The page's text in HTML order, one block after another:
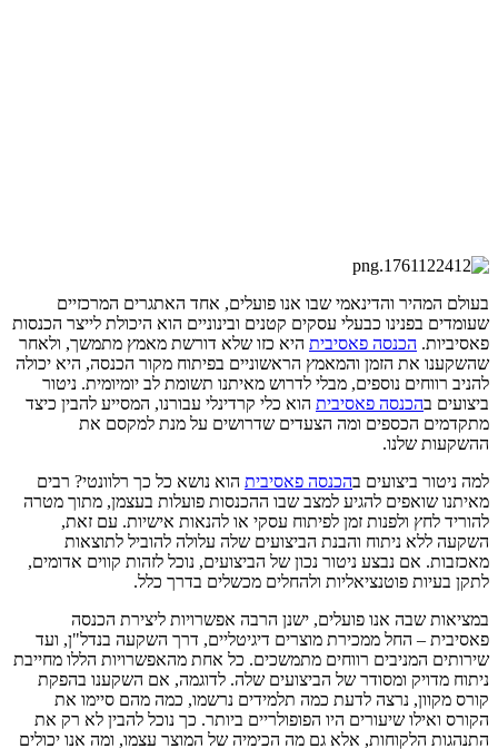
בעולם המהיר והדינאמי שבו אנו פועלים, אחד האתגרים המרכזיים
שעומדים בפנינו כבעלי עסקים קטנים ובינוניים הוא היכולת לייצר הכנסות
פאסיביות. הכנסה פאסיבית היא כזו שלא דורשת מאמץ מתמשך, ולאחר
שהשקענו את הזמן והמאמץ הראשוניים בפיתוח מקור הכנסה, היא יכולה
להניב רווחים נוספים, מבלי לדרוש מאיתנו תשומת לב יומיומית. ניטור
ביצועים בהכנסה פאסיבית הוא כלי קרדינלי עבורנו, המסייע להבין כיצד
מתקדמים הכספים ומה הצעדים שדרושים על מנת למקסם את
ההשקעות שלנו.
למה ניטור ביצועים בהכנסה פאסיבית הוא נושא כל כך רלוונטי? רבים
מאיתנו שואפים להגיע למצב שבו ההכנסות פועלות בעצמן, מתוך מטרה
להוריד לחץ ולפנות זמן לפיתוח עסקי או להנאות אישיות. עם זאת,
השקעה ללא ניתוח והבנת הביצועים שלה עלולה להוביל לתוצאות
מאכזבות. אם נבצע ניטור נכון של הביצועים, נוכל לזהות קווים אדומים,
לתקן בעיות פוטנציאליות ולהחלים מכשלים בדרך כלל.
במציאות שבה אנו פועלים, ישנן הרבה אפשרויות ליצירת הכנסה
פאסיבית – החל ממכירת מוצרים דיגיטליים, דרך השקעה בנדל"ן, ועד
שירותים המניבים רווחים מתמשכים. כל אחת מהאפשרויות הללו מחייבת
ניתוח מדויק ומסודר של הביצועים שלה. לדוגמה, אם השקענו בהפקת
קורס מקוון, נרצה לדעת כמה תלמידים נרשמו, כמה מהם סיימו את
הקורס ואילו שיעורים היו הפופולריים ביותר. כך נוכל להבין לא רק את
התנהגות הלקוחות, אלא גם מה הכימיה של המוצר עצמו, ומה אנו יכולים